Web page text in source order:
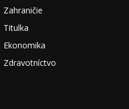
Zahraničie
Titulka
Ekonomika
Zdravotníctvo